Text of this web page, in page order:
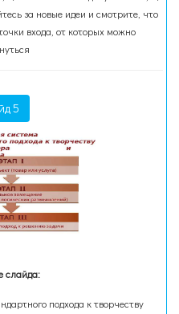
за новые идеи и смотрите, что
входа, от которых можно
5
слайда:
подхода к творчеству